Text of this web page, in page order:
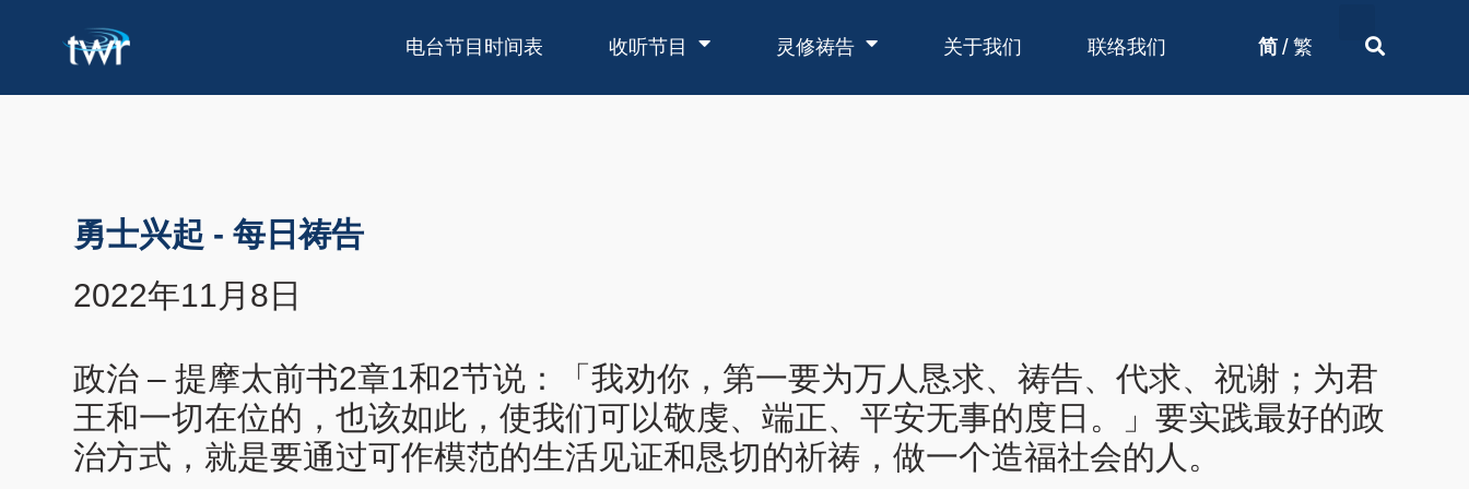
电台节目时间表 收听节目 灵修祷告 关于我们 联络我们 简 / 繁
勇士兴起 - 每日祷告
2022年11月8日
政治 – 提摩太前书2章1和2节说：「我劝你，第一要为万人恳求、祷告、代求、祝谢；为君
王和一切在位的，也该如此，使我们可以敬虔、端正、平安无事的度日。」要实践最好的政
治方式，就是要通过可作模范的生活见证和恳切的祈祷，做一个造福社会的人。